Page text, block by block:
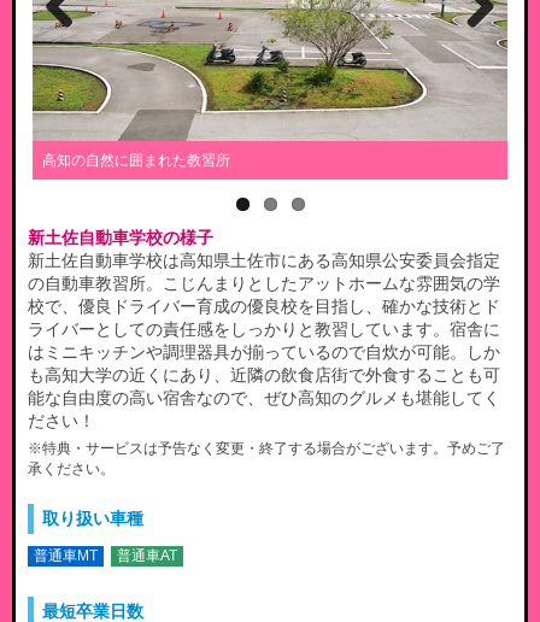
高知の自然に囲まれた教習所
Previous Next
新土佐自動車学校の様子
新土佐自動車学校は高知県土佐市にある高知県公安委員会指定
の自動車教習所。こじんまりとしたアットホームな雰囲気の学
校で、優良ドライバー育成の優良校を目指し、確かな技術とド
ライバーとしての責任感をしっかりと教習しています。宿舎に
はミニキッチンや調理器具が揃っているので自炊が可能。しか
も高知大学の近くにあり、近隣の飲食店街で外食することも可
能な自由度の高い宿舎なので、ぜひ高知のグルメも堪能してく
ださい！
※特典・サービスは予告なく変更・終了する場合がございます。予めご了
承ください。
取り扱い車種
普通車MT 普通車AT
最短卒業日数